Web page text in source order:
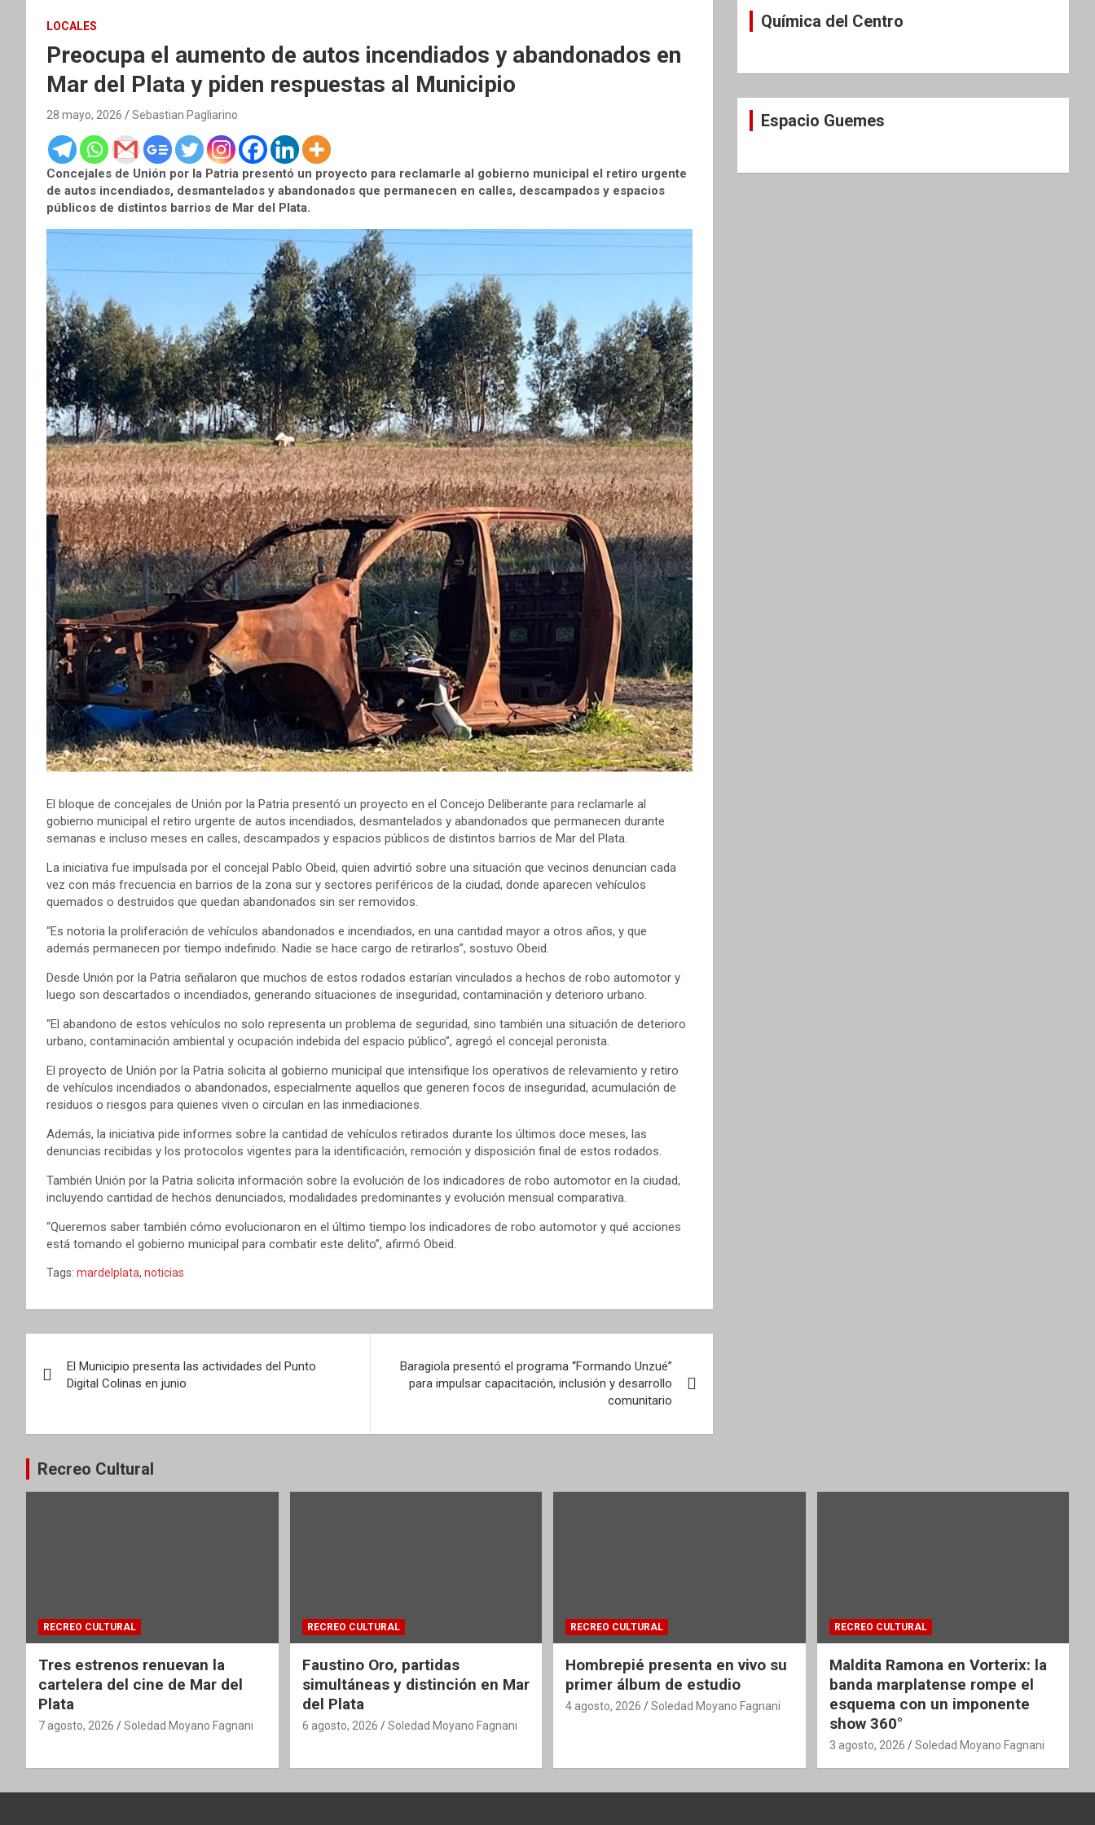
LOCALES
Preocupa el aumento de autos incendiados y abandonados en
Mar del Plata y piden respuestas al Municipio
28 mayo, 2026 Sebastian Pagliarino
Concejales de Unión por la Patria presentó un proyecto para reclamarle al gobierno municipal el retiro urgente
de autos incendiados, desmantelados y abandonados que permanecen en calles, descampados y espacios
públicos de distintos barrios de Mar del Plata.
El bloque de concejales de Unión por la Patria presentó un proyecto en el Concejo Deliberante para reclamarle al
gobierno municipal el retiro urgente de autos incendiados, desmantelados y abandonados que permanecen durante
semanas e incluso meses en calles, descampados y espacios públicos de distintos barrios de Mar del Plata.
La iniciativa fue impulsada por el concejal Pablo Obeid, quien advirtió sobre una situación que vecinos denuncian cada
vez con más frecuencia en barrios de la zona sur y sectores periféricos de la ciudad, donde aparecen vehículos
quemados o destruidos que quedan abandonados sin ser removidos.
“Es notoria la proliferación de vehículos abandonados e incendiados, en una cantidad mayor a otros años, y que
además permanecen por tiempo indefinido. Nadie se hace cargo de retirarlos”, sostuvo Obeid.
Desde Unión por la Patria señalaron que muchos de estos rodados estarían vinculados a hechos de robo automotor y
luego son descartados o incendiados, generando situaciones de inseguridad, contaminación y deterioro urbano.
“El abandono de estos vehículos no solo representa un problema de seguridad, sino también una situación de deterioro
urbano, contaminación ambiental y ocupación indebida del espacio público”, agregó el concejal peronista.
El proyecto de Unión por la Patria solicita al gobierno municipal que intensifique los operativos de relevamiento y retiro
de vehículos incendiados o abandonados, especialmente aquellos que generen focos de inseguridad, acumulación de
residuos o riesgos para quienes viven o circulan en las inmediaciones.
Además, la iniciativa pide informes sobre la cantidad de vehículos retirados durante los últimos doce meses, las
denuncias recibidas y los protocolos vigentes para la identificación, remoción y disposición final de estos rodados.
También Unión por la Patria solicita información sobre la evolución de los indicadores de robo automotor en la ciudad,
incluyendo cantidad de hechos denunciados, modalidades predominantes y evolución mensual comparativa.
“Queremos saber también cómo evolucionaron en el último tiempo los indicadores de robo automotor y qué acciones
está tomando el gobierno municipal para combatir este delito”, afirmó Obeid.
Tags: mardelplata, noticias
de
El Municipio presenta las actividades del Punto
Digital Colinas en junio
Baragiola presentó el programa “Formando Unzué”
para impulsar capacitación, inclusión y desarrollo
comunitario
Química del Centro
Espacio Guemes
Recreo Cultural
RECREO CULTURAL
Tres estrenos renuevan la
cartelera del cine de Mar del
Plata
7 agosto, 2026 Soledad Moyano Fagnani
RECREO CULTURAL
Faustino Oro, partidas
simultáneas y distinción en Mar
del Plata
6 agosto, 2026 Soledad Moyano Fagnani
RECREO CULTURAL
Hombrepié presenta en vivo su
primer álbum de estudio
4 agosto, 2026 Soledad Moyano Fagnani
RECREO CULTURAL
Maldita Ramona en Vorterix: la
banda marplatense rompe el
esquema con un imponente
show 360°
3 agosto, 2026 Soledad Moyano Fagnani